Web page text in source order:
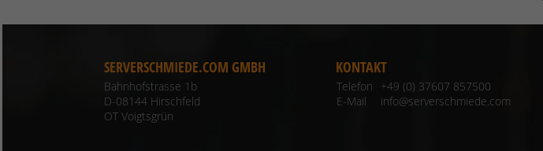
SERVERSCHMIEDE.COM GMBH
Bahnhofstrasse 1b
D-08144 Hirschfeld
OT Voigtsgrün
KONTAKT
Telefon
+49 (0) 37607 857500
E-Mail
info@serverschmiede.com